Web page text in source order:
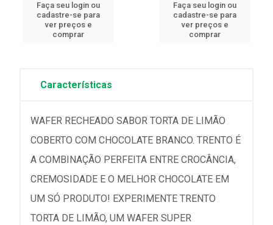
Faça seu login ou
cadastre-se para
ver preços e
comprar
Faça seu login ou
cadastre-se para
ver preços e
comprar
Características
WAFER RECHEADO SABOR TORTA DE LIMÃO
COBERTO COM CHOCOLATE BRANCO. TRENTO É
A COMBINAÇÃO PERFEITA ENTRE CROCÂNCIA,
CREMOSIDADE E O MELHOR CHOCOLATE EM
UM SÓ PRODUTO! EXPERIMENTE TRENTO
TORTA DE LIMÃO, UM WAFER SUPER